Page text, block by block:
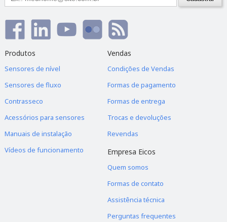
Produtos
Sensores de nível
Sensores de fluxo
Contrasseco
Acessórios para sensores
Manuais de instalação
Vídeos de funcionamento
Vendas
Condições de Vendas
Formas de pagamento
Formas de entrega
Trocas e devoluções
Revendas
Empresa Eicos
Quem somos
Formas de contato
Assistência técnica
Perguntas frequentes